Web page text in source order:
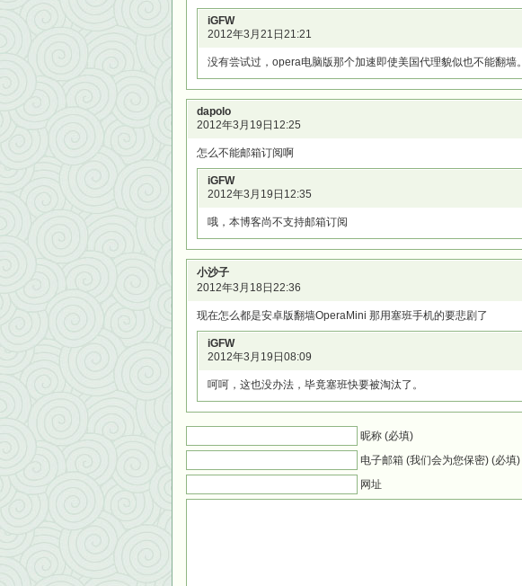
iGFW
2012年3月21日21:21
没有尝试过，opera电脑版那个加速即使美国代理貌似也不能翻墙。
dapolo
2012年3月19日12:25
怎么不能邮箱订阅啊
iGFW
2012年3月19日12:35
哦，本博客尚不支持邮箱订阅
小沙子
2012年3月18日22:36
现在怎么都是安卓版翻墙OperaMini 那用塞班手机的要悲剧了
iGFW
2012年3月19日08:09
呵呵，这也没办法，毕竟塞班快要被淘汰了。
昵称 (必填)
电子邮箱 (我们会为您保密) (必填)
网址